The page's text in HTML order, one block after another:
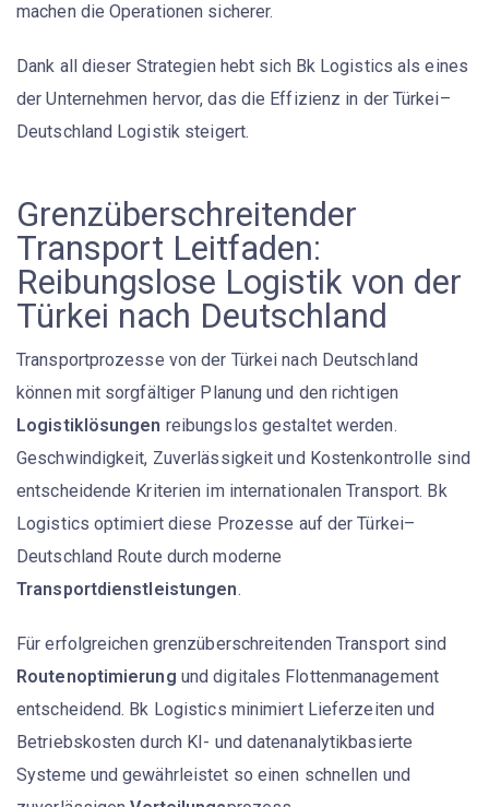
machen die Operationen sicherer.
Dank all dieser Strategien hebt sich Bk Logistics als eines
der Unternehmen hervor, das die Effizienz in der Türkei–
Deutschland Logistik steigert.
Grenzüberschreitender
Transport Leitfaden:
Reibungslose Logistik von der
Türkei nach Deutschland
Transportprozesse von der Türkei nach Deutschland
können mit sorgfältiger Planung und den richtigen
Logistiklösungen reibungslos gestaltet werden.
Geschwindigkeit, Zuverlässigkeit und Kostenkontrolle sind
entscheidende Kriterien im internationalen Transport. Bk
Logistics optimiert diese Prozesse auf der Türkei–
Deutschland Route durch moderne
Transportdienstleistungen.
Für erfolgreichen grenzüberschreitenden Transport sind
Routenoptimierung und digitales Flottenmanagement
entscheidend. Bk Logistics minimiert Lieferzeiten und
Betriebskosten durch KI- und datenanalytikbasierte
Systeme und gewährleistet so einen schnellen und